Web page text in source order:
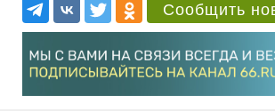
Сообщить